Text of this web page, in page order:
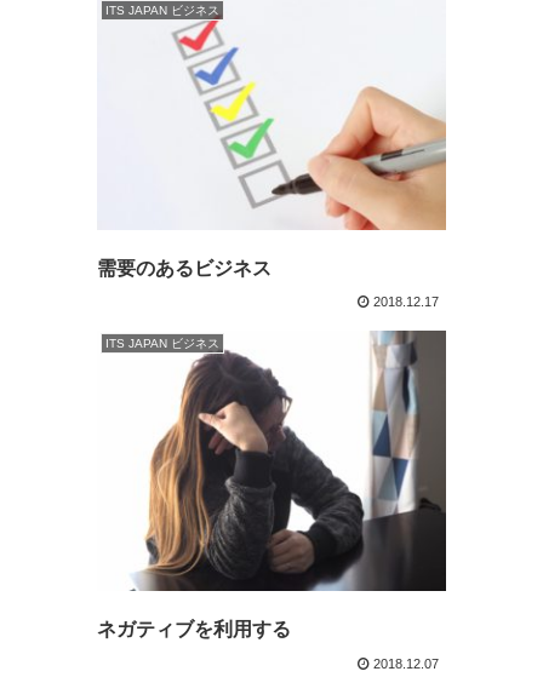
ITS JAPAN ビジネス
需要のあるビジネス
2018.12.17
ITS JAPAN ビジネス
ネガティブを利用する
2018.12.07